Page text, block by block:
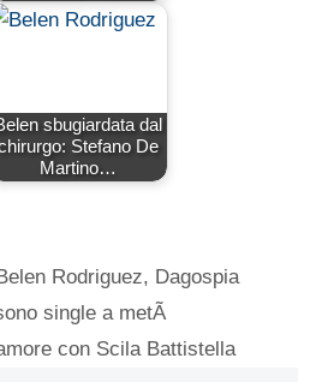
sbugiardata dal
Stefano De
Martino…
Rodriguez, Dagospia
single a metÃ
con Scila Battistella